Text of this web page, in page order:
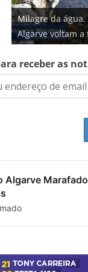
Milagre da
Algarve voltam a
Tempestades
arribas em risco
Projeto
milhões de
hotéis (com
Tapas do mar a
gastronómica
Foto do dia: uma
entre redes e
receber as
Algarve